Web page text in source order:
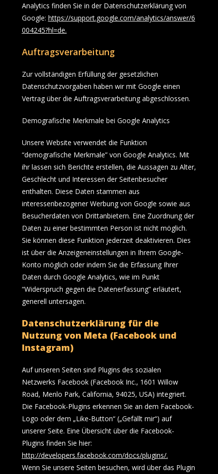
Analytics finden Sie in der Datenschutzerklärung von
Google: https://support.google.com/analytics/answer/6
004245?hl=de.
Auftragsverarbeitung
Zur vollständigen Erfüllung der gesetzlichen
Datenschutzvorgaben haben wir mit Google einen
Vertrag über die Auftragsverarbeitung abgeschlossen.
Demografische Merkmale bei Google Analytics
Unsere Website verwendet die Funktion
“demografische Merkmale” von Google Analytics. Mit
ihr lassen sich Berichte erstellen, die Aussagen zu Alter,
Geschlecht und Interessen der Seitenbesucher
enthalten. Diese Daten stammen aus
interessenbezogener Werbung von Google sowie aus
Besucherdaten von Drittanbietern. Eine Zuordnung der
Daten zu einer bestimmten Person ist nicht möglich.
Sie können diese Funktion jederzeit deaktivieren. Dies
ist über die Anzeigeneinstellungen in Ihrem Google-
Konto möglich oder indem Sie die Erfassung Ihrer
Daten durch Google Analytics, wie im Punkt
“Widerspruch gegen die Datenerfassung” erläutert,
generell untersagen.
Datenschutzerklärung für die
Nutzung von Meta (Facebook und
Instagram)
Auf unseren Seiten sind Plugins des sozialen
Netzwerks Facebook (Facebook Inc., 1601 Willow
Road, Menlo Park, California, 94025, USA) integriert.
Die Facebook-Plugins erkennen Sie an dem Facebook-
Logo oder dem „Like-Button“ („Gefällt mir“) auf
unserer Seite. Eine Übersicht über die Facebook-
Plugins finden Sie hier:
http://developers.facebook.com/docs/plugins/.
Wenn Sie unsere Seiten besuchen, wird über das Plugin